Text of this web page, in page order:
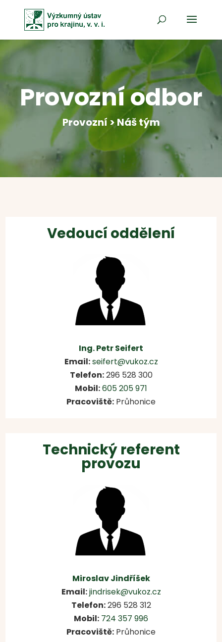
Provozní odbor
Provozní > Náš tým
Vedoucí oddělení
Ing. Petr Seifert
Email:seifert@vukoz.cz
Telefon:296 528 300
Mobil:605 205 971
Pracoviště: Průhonice
Technický referent
provozu
Miroslav Jindříšek
Email:jindrisek@vukoz.cz
Telefon:296 528 312
Mobil: 724 357 996
Pracoviště: Průhonice